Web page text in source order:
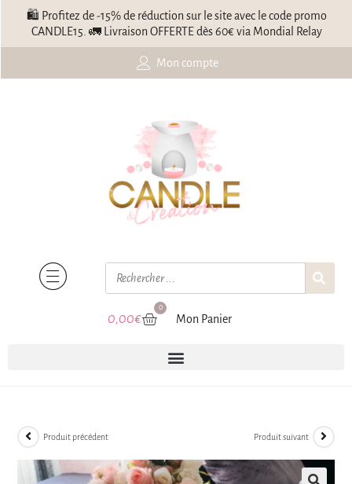
🛍️ Profitez de -15% de réduction sur le site avec le code promo
CANDLE15. 🚛 Livraison OFFERTE dès 60€ via Mondial Relay
Mon compte
0,00€
0
Mon Panier
Produit précédent Produit suivant